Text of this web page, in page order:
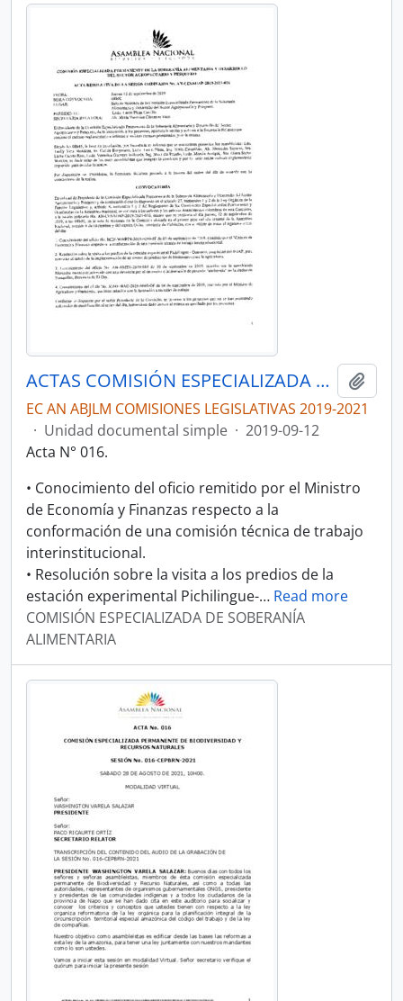
ACTAS COMISIÓN ESPECIALIZADA DE SOBERANÍA ALIMENTARIA, DESARROLLO DEL SECTOR AGROPECUARIO Y PESQUERO.
EC AN ABJLM COMISIONES LEGISLATIVAS 2019-2021
· Unidad documental simple · 2019-09-12
Acta N° 016.
• Conocimiento del oficio remitido por el Ministro
de Economía y Finanzas respecto a la
conformación de una comisión técnica de trabajo
interinstitucional.
• Resolución sobre la visita a los predios de la
estación experimental Pichilingue-… Read more
COMISIÓN ESPECIALIZADA DE SOBERANÍA
ALIMENTARIA